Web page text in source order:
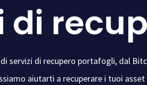
di
servizi di recupero portafogli, dal
aiutarti a recuperare i tuoi